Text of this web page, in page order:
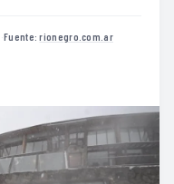
·Fuente:rionegro.com.ar